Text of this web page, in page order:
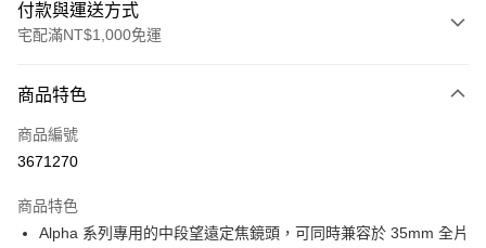
付款與運送方式
宅配滿NT$1,000免運
信用卡一次付款
LINE Pay
悠遊付
商品特色
商品編號
3671270
商品特色
Alpha 系列專用的中段望遠定焦鏡頭，可同時兼容於 35mm 全片